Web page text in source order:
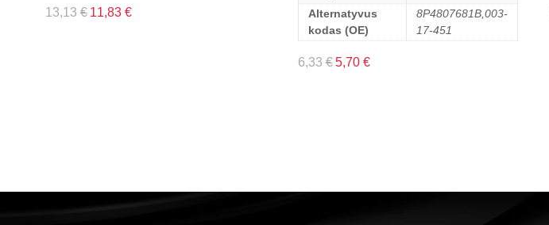
13,13 € 11,83 €
Alternatyvus
kodas (OE)
8P4807681B,003-
17-451
6,33€ 5,70 €